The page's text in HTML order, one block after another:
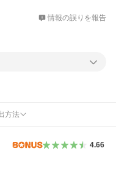
情報の誤りを報告
方法
4.66